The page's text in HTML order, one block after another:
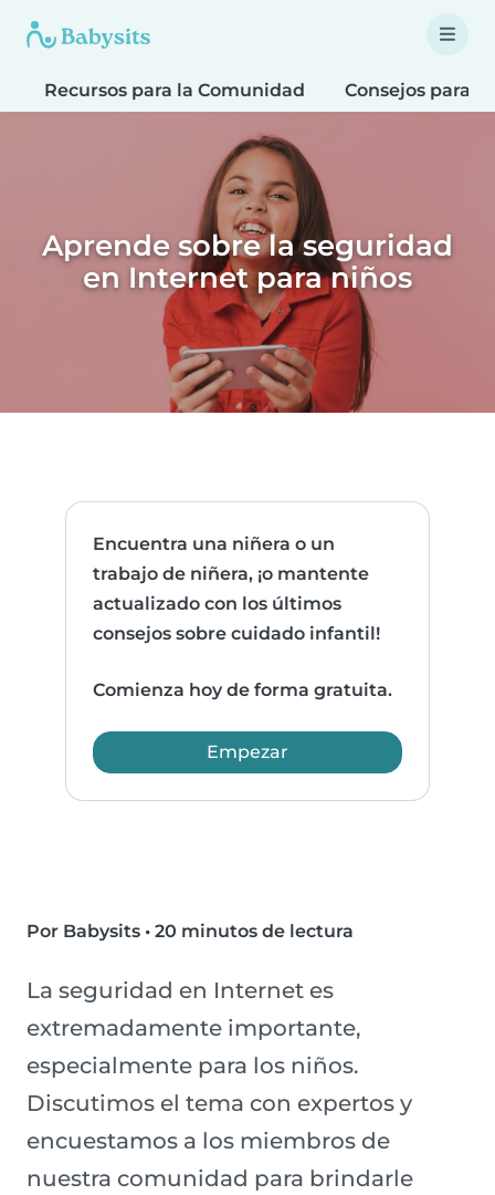
Recursos para la Comunidad Consejos para
Aprende sobre la seguridad
en Internet para niños
Encuentra una niñera o un
trabajo de niñera, ¡o mantente
actualizado con los últimos
consejos sobre cuidado infantil!
Comienza hoy de forma gratuita.
Empezar
Por Babysits • 20 minutos de lectura
La seguridad en Internet es
extremadamente importante,
especialmente para los niños.
Discutimos el tema con expertos y
encuestamos a los miembros de
nuestra comunidad para brindarle